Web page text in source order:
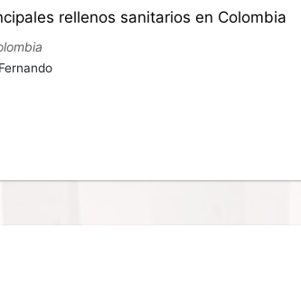
rellenos sanitarios en Colombia